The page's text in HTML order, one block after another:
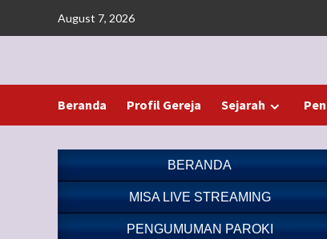
August 7, 2026
Beranda Profil Gereja Sejarah
BERANDA
MISA LIVE STREAMING
PENGUMUMAN PAROKI